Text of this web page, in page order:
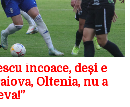
încoace, deși e
Oltenia, nu a